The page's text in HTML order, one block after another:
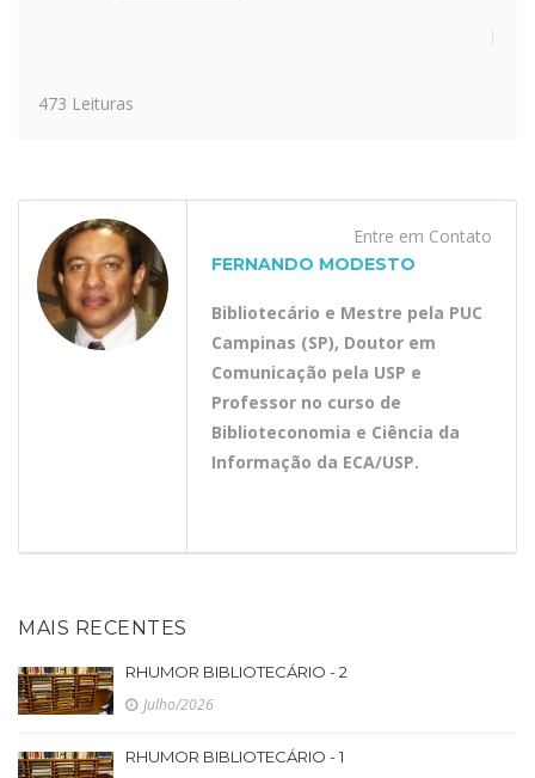
473 Leituras
Entre em Contato
FERNANDO MODESTO
Bibliotecário e Mestre pela PUC
Campinas (SP), Doutor em
Comunicação pela USP e
Professor no curso de
Biblioteconomia e Ciência da
Informação da ECA/USP.
MAIS RECENTES
RHUMOR BIBLIOTECÁRIO - 2
Julho/2026
RHUMOR BIBLIOTECÁRIO - 1